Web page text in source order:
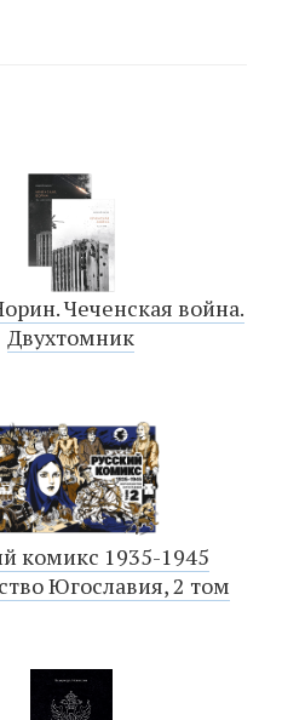
Чеченская война.
Двухтомник
комикс 1935-1945
Югославия, 2 том